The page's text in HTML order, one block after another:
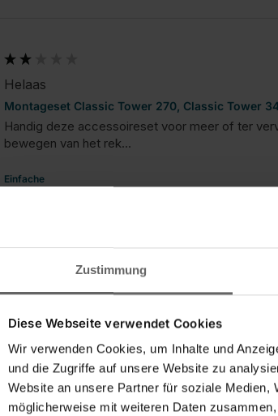
Zustimmung
Diese Webseite verwendet Cookies
Wir verwenden Cookies, um Inhalte und
und die Zugriffe auf unsere Website zu
Website an unsere Partner für soziale Medien,
möglicherweise mit weiteren Daten
Helaas
Montageset Classic Tower 270, Classic Tower
Handig deze accessoireset voor meer of ter
bewegen van het rek...
Einfache
Handhabung/Bedienung
Preis-/Leistungsverhältnis
War diese Bewertung hilfreich?
Nieuwe wieltjes ipv een nieuw droogrek
Montageset Classic Tower 270, Classic Tower